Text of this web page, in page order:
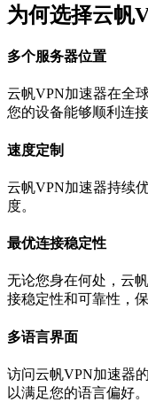
为何选择云帆
多个服务器位置
云帆VPN加速器在全
您的设备能够顺利连接
速度定制
云帆VPN加速器持续
度。
最优连接稳定性
无论您身在何处，云
接稳定性和可靠性，
多语言界面
访问云帆VPN加速器
以满足您的语言偏好。